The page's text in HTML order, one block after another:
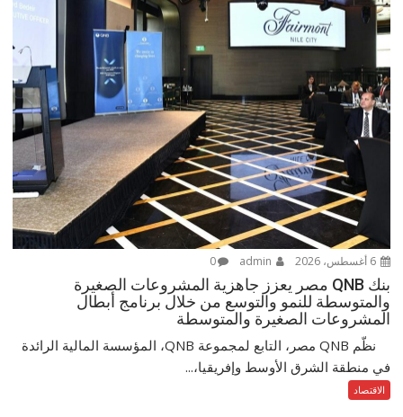
6 أغسطس، 2026 0
بنك QNB مصر يعزز جاهزية المشروعات الصغيرة
والمتوسطة للنمو والتوسع من خلال برنامج أبطال
المشروعات الصغيرة والمتوسطة
نظّم QNB مصر، التابع لمجموعة QNB، المؤسسة المالية الرائدة
في منطقة الشرق الأوسط وإفريقيا،...
الاقتصاد